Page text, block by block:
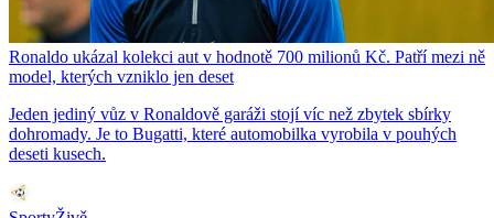
Ronaldo ukázal kolekci aut v hodnotě 700 milionů Kč. Patří mezi ně
model, kterých vzniklo jen deset
Jeden jediný vůz v Ronaldově garáži stojí víc než zbytek sbírky
dohromady. Je to Bugatti, které automobilka vyrobila v pouhých
deseti kusech.